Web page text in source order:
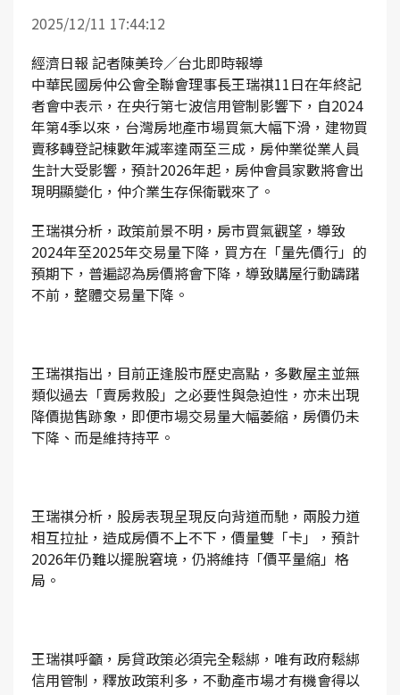
2025/12/11 17:44:12
經濟日報 記者陳美玲／台北即時報導
中華民國房仲公會全聯會理事長王瑞祺11日在年終記
者會中表示，在央行第七波信用管制影響下，自2024
年第4季以來，台灣房地產市場買氣大幅下滑，建物買
賣移轉登記棟數年減率達兩至三成，房仲業從業人員
生計大受影響，預計2026年起，房仲會員家數將會出
現明顯變化，仲介業生存保衛戰來了。
王瑞祺分析，政策前景不明，房市買氣觀望，導致
2024年至2025年交易量下降，買方在「量先價行」的
預期下，普遍認為房價將會下降，導致購屋行動躊躇
不前，整體交易量下降。
王瑞祺指出，目前正逢股市歷史高點，多數屋主並無
類似過去「賣房救股」之必要性與急迫性，亦未出現
降價拋售跡象，即便市場交易量大幅萎縮，房價仍未
下降、而是維持持平。
王瑞祺分析，股房表現呈現反向背道而馳，兩股力道
相互拉扯，造成房價不上不下，價量雙「卡」，預計
2026年仍難以擺脫窘境，仍將維持「價平量縮」格
局。
王瑞祺呼籲，房貸政策必須完全鬆綁，唯有政府鬆綁
信用管制，釋放政策利多，不動產市場才有機會得以